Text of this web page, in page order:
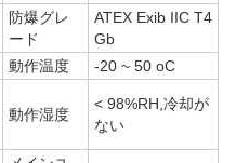
防爆グレ
ード
ATEX Exib IIC T4
Gb
動作温度 -20 ~ 50 oC
動作湿度
< 98%RH,冷却が
ない